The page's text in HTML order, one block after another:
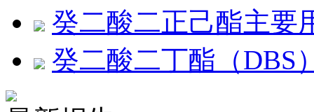
癸二酸二正己酯主要
癸二酸二丁酯（DBS